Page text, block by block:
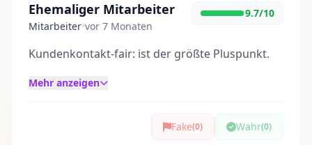
Ehemaliger Mitarbeiter
Mitarbeiter•vor 7 Monaten
9.7/10
Kundenkontakt-fair: ist der größte Pluspunkt.
Mehr anzeigen
Fake(0) Wahr(0)